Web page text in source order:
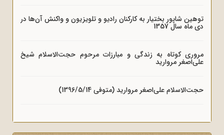
توهین شاپور بختیار به کارکنان رادیو و تلویزیون و واکنش آن‌ها در
دی ماه سال 1357
مروری کوتاه به زندگی و مبارزات مرحوم حجت‌الاسلام شیخ
علی‌اصغر مروارید
حجت‌الاسلام علی‌اصغر مروارید (متوفی 1396/5/14)